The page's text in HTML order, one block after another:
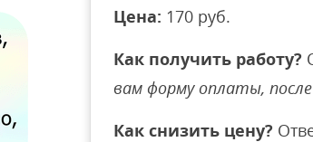
Цена: 170 руб.
Как получить работу?
вам форму оплаты,
Как снизить цену?